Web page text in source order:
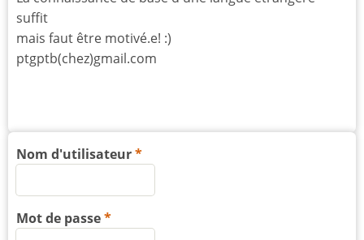
suffit
mais faut être motivé.e! :)
ptgptb(chez)gmail.com
Nom d'utilisateur
Mot de passe